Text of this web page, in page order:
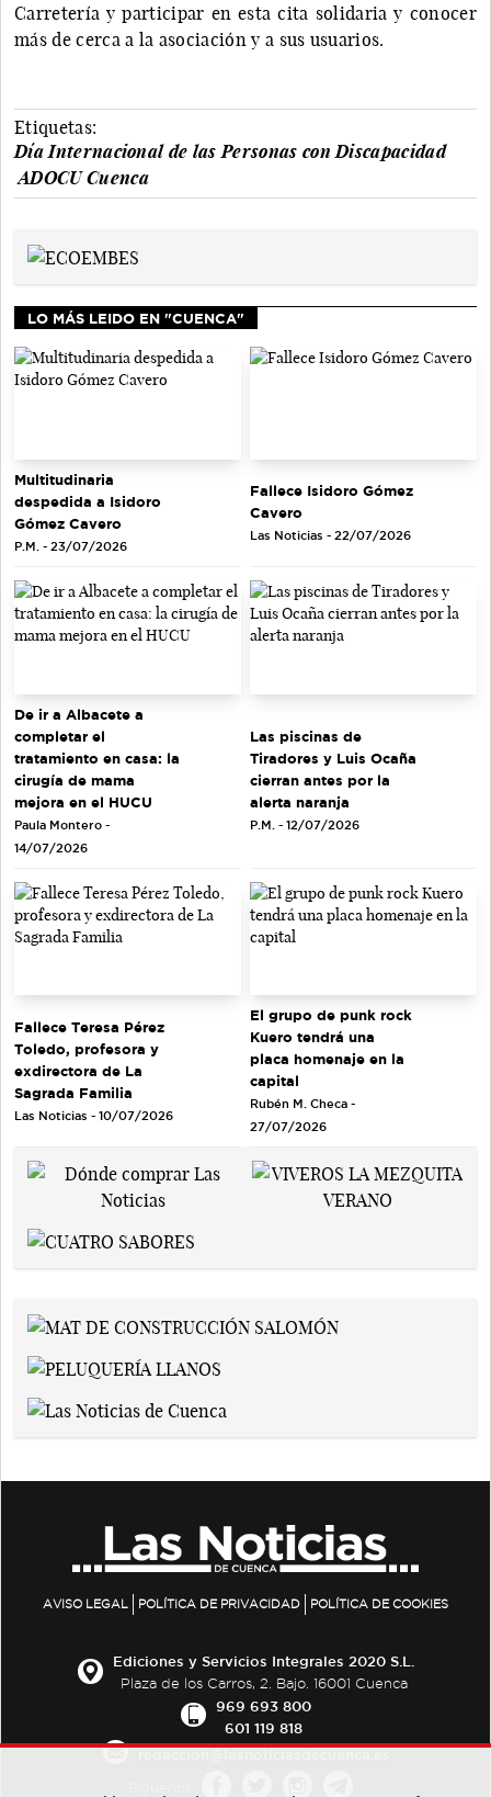
Carretería y participar en esta cita solidaria y conocer
más de cerca a la asociación y a sus usuarios.
Etiquetas:
Día Internacional de las Personas con Discapacidad
ADOCU Cuenca
LO MÁS LEIDO EN "CUENCA"
Multitudinaria
despedida a Isidoro
Gómez Cavero
P.M. - 23/07/2026
Fallece Isidoro Gómez
Cavero
Las Noticias - 22/07/2026
De ir a Albacete a
completar el
tratamiento en casa: la
cirugía de mama
mejora en el HUCU
Paula Montero -
14/07/2026
Las piscinas de
Tiradores y Luis Ocaña
cierran antes por la
alerta naranja
P.M. - 12/07/2026
Fallece Teresa Pérez
Toledo, profesora y
exdirectora de La
Sagrada Familia
Las Noticias - 10/07/2026
El grupo de punk rock
Kuero tendrá una
placa homenaje en la
capital
Rubén M. Checa -
27/07/2026
AVISO LEGAL POLÍTICA DE PRIVACIDAD POLÍTICA DE COOKIES
Ediciones y Servicios Integrales 2020 S.L.
Plaza de los Carros, 2. Bajo. 16001 Cuenca
969 693 800
601 119 818